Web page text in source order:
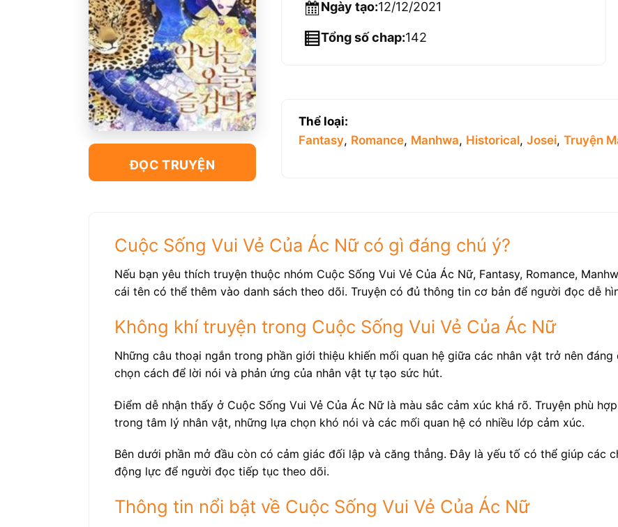
ĐỌC TRUYỆN
Ngày tạo:12/12/2021
Tổng số chap:142
Thể loại:
Fantasy, Romance, Manhwa, Historical, Josei, Truyện
Cuộc Sống Vui Vẻ Của Ác Nữ có gì đáng chú ý?
Nếu bạn yêu thích truyện thuộc nhóm Cuộc Sống Vui Vẻ Của Ác Nữ, Fantasy, Romance,
cái tên có thể thêm vào danh sách theo dõi. Truyện có đủ thông tin cơ bản để người đọc dễ
Không khí truyện trong Cuộc Sống Vui Vẻ Của Ác Nữ
Những câu thoại ngắn trong phần giới thiệu khiến mối quan hệ giữa các nhân vật trở nên
chọn cách để lời nói và phản ứng của nhân vật tự tạo sức hút.
Điểm dễ nhận thấy ở Cuộc Sống Vui Vẻ Của Ác Nữ là màu sắc cảm xúc khá rõ. Truyện phù
trong tâm lý nhân vật, những lựa chọn khó nói và các mối quan hệ có nhiều lớp cảm xúc.
Bên dưới phần mở đầu còn có cảm giác đối lập và căng thẳng. Đây là yếu tố có thể giúp các
động lực để người đọc tiếp tục theo dõi.
Thông tin nổi bật về Cuộc Sống Vui Vẻ Của Ác Nữ